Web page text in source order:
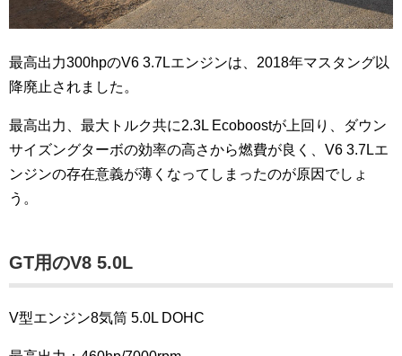
最高出力300hpのV6 3.7Lエンジンは、2018年マスタング以
降廃止されました。
最高出力、最大トルク共に2.3L Ecoboostが上回り、ダウン
サイズングターボの効率の高さから燃費が良く、V6 3.7Lエ
ンジンの存在意義が薄くなってしまったのが原因でしょ
う。
GT用のV8 5.0L
V型エンジン8気筒 5.0L DOHC